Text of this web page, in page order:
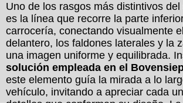
Uno de los rasgos más distintivos
es la línea que recorre la parte
carrocería, conectando visualmente
delantero, los faldones laterales y la
una imagen uniforme y equilibrada.
solución empleada en el
este elemento guía la mirada a lo
vehículo, invitando a apreciar cada